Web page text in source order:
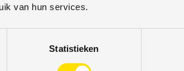
van hun services.
Statistieken